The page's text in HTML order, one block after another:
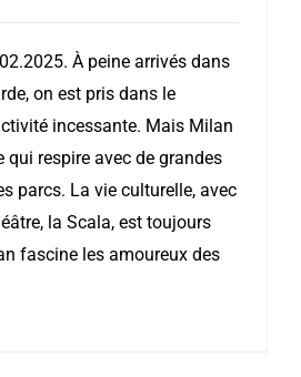
À peine arrivés dans
on est pris dans le
incessante. Mais Milan
qui respire avec de grandes
parcs. La vie culturelle, avec
la Scala, est toujours
fascine les amoureux des